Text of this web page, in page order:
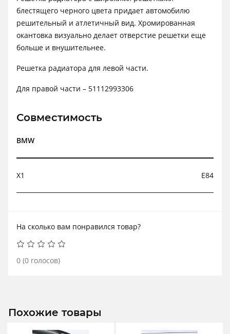
блестящего черного цвета придает автомобилю
решительный и атлетичный вид. Хромированная
окантовка визуально делает отверстие решетки еще
больше и внушительнее.
Решетка радиатора для левой части.
Для правой части – 51112993306
Совместимость
BMW
X1 E84
На сколько вам понравился товар?
0 (0 голосов)
Похожие товары